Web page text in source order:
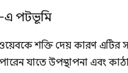
এ পটভূমি
শক্তি দেয় কারণ
যাতে উপস্থাপনা এবং